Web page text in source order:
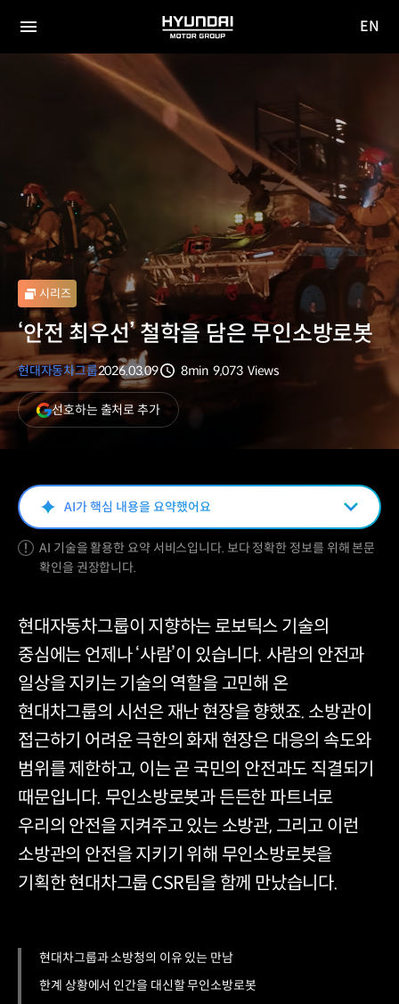
전체
HYUNDAI
MOTOR
GROUP
EN
시리즈
‘안전 최우선’ 철학을 담은 무인소방로봇
현대자동차그룹2026.03.09
분량
8min 9,073 Views
선호하는 출처로 추가(새
창
AI가 핵심 내용을 요약했어요
AI 기술을 활용한 요약 서비스입니다. 보다 정확한 정보를 위해 본문
확인을 권장합니다.
현대자동차그룹이 지향하는 로보틱스 기술의
중심에는 언제나 ‘사람’이 있습니다. 사람의 안전과
일상을 지키는 기술의 역할을 고민해 온
현대차그룹의 시선은 재난 현장을 향했죠. 소방관이
접근하기 어려운 극한의 화재 현장은 대응의 속도와
범위를 제한하고, 이는 곧 국민의 안전과도 직결되기
때문입니다. 무인소방로봇과 든든한 파트너로
우리의 안전을 지켜주고 있는 소방관, 그리고 이런
소방관의 안전을 지키기 위해 무인소방로봇을
기획한 현대차그룹 CSR팀을 함께 만났습니다.
현대차그룹과 소방청의 이유 있는 만남
한계 상황에서 인간을 대신할 무인소방로봇